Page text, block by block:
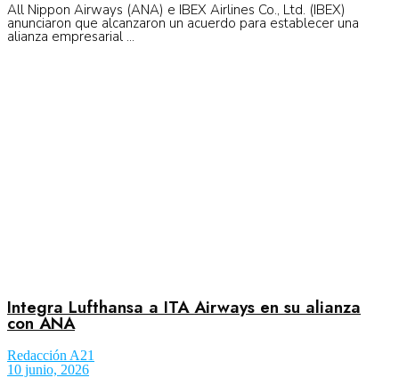
Innovación
No Result
View All Result
All Nippon Airways (ANA) e IBEX Airlines Co., Ltd. (IBEX)
anunciaron que alcanzaron un acuerdo para establecer una
alianza empresarial ...
Integra Lufthansa a ITA Airways en su alianza
con ANA
Redacción A21
10 junio, 2026